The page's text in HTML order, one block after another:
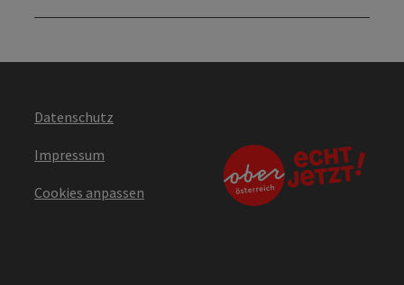
Datenschutz
Impressum
Cookies anpassen